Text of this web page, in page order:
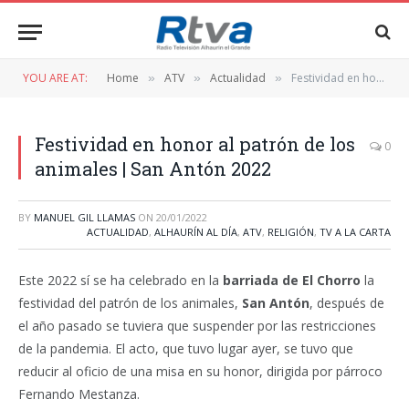
YOU ARE AT: Home » ATV » Actualidad » Festividad en honor al patrón de los animales | San Antón 2022
Festividad en honor al patrón de los
animales | San Antón 2022
0
BY MANUEL GIL LLAMAS ON 20/01/2022
ACTUALIDAD, ALHAURÍN AL DÍA, ATV, RELIGIÓN, TV A LA CARTA
Este 2022 sí se ha celebrado en la barriada de El Chorro la
festividad del patrón de los animales, San Antón, después de
el año pasado se tuviera que suspender por las restricciones
de la pandemia. El acto, que tuvo lugar ayer, se tuvo que
reducir al oficio de una misa en su honor, dirigida por párroco
Fernando Mestanza.